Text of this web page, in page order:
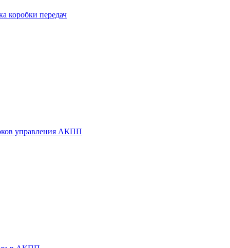
коробки передач
управления АКПП